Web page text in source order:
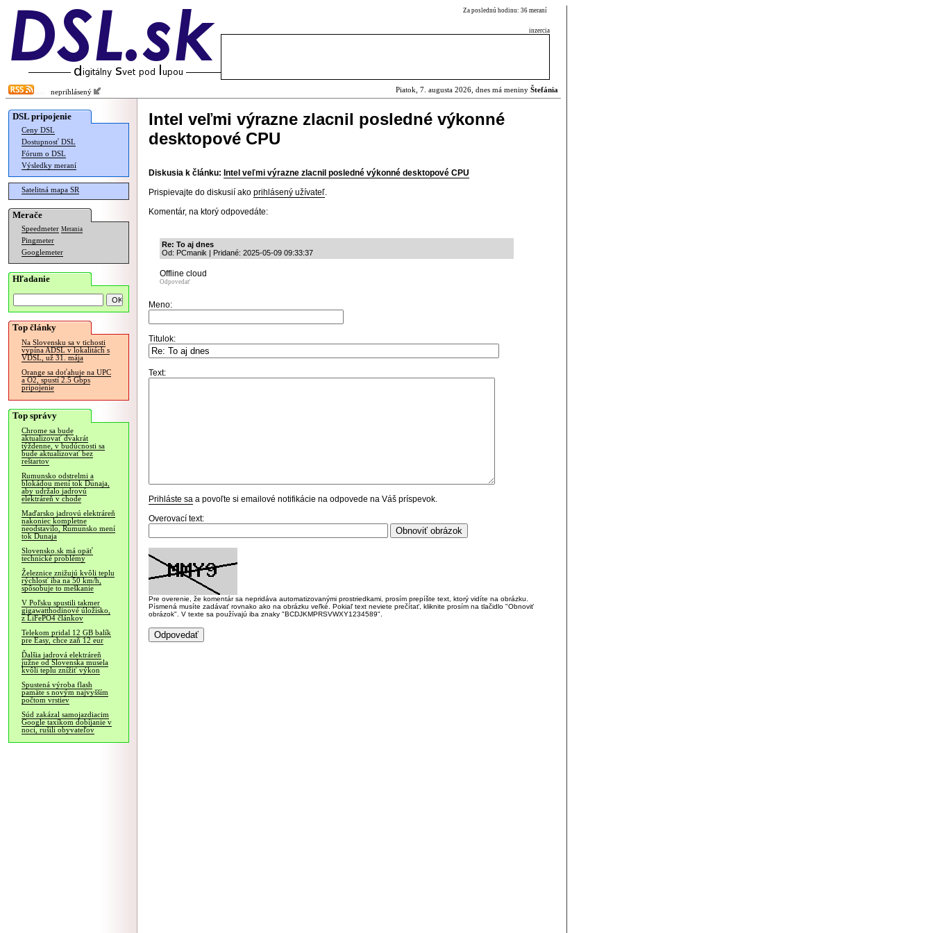
Za poslednú hodinu: 36 meraní
inzercia
neprihlásený Piatok, 7. augusta 2026, dnes má meniny Štefánia
DSL pripojenie
Ceny DSL
Dostupnosť DSL
Fórum o DSL
Výsledky meraní
Satelitná mapa SR
Merače
Speedmeter Merania
Pingmeter
Googlemeter
Hľadanie
Top články
Na Slovensku sa v tichosti
vypína ADSL v lokalitách s
VDSL, už 31. mája
Orange sa doťahuje na UPC
a O2, spustí 2.5 Gbps
pripojenie
Top správy
Chrome sa bude
aktualizovať dvakrát
týždenne, v budúcnosti sa
bude aktualizovať bez
reštartov
Rumunsko odstrelmi a
blokádou mení tok Dunaja,
aby udržalo jadrovú
elektráreň v chode
Maďarsko jadrovú elektráreň
nakoniec kompletne
neodstavilo, Rumunsko mení
tok Dunaja
Slovensko.sk má opäť
technické problémy
Železnice znižujú kvôli teplu
rýchlosť iba na 50 km/h,
spôsobuje to meškanie
V Poľsku spustili takmer
gigawatthodinové úložisko,
z LiFePO4 článkov
Telekom pridal 12 GB balík
pre Easy, chce zaň 12 eur
Ďalšia jadrová elektráreň
južne od Slovenska musela
kvôli teplu znížiť výkon
Spustená výroba flash
pamäte s novým najvyšším
počtom vrstiev
Súd zakázal samojazdiacim
Google taxíkom dobíjanie v
noci, rušili obyvateľov
Intel veľmi výrazne zlacnil posledné výkonné
desktopové CPU
Diskusia k článku: Intel veľmi výrazne zlacnil posledné výkonné desktopové CPU
Prispievajte do diskusií ako prihlásený užívateľ.
Komentár, na ktorý odpovedáte:
Re: To aj dnes
Od: PCmanik | Pridané: 2025-05-09 09:33:37
Offline cloud
Odpovedať
Meno:
Titulok:
Text:
Prihláste sa a povoľte si emailové notifikácie na odpovede na Váš príspevok.
Overovací text:
Pre overenie, že komentár sa nepridáva automatizovanými prostriedkami, prosím prepíšte text, ktorý vidíte na obrázku.
Písmená musíte zadávať rovnako ako na obrázku veľké. Pokiaľ text neviete prečítať, kliknite prosím na tlačidlo "Obnoviť
obrázok". V texte sa používajú iba znaky "BCDJKMPRSVWXY1234589".